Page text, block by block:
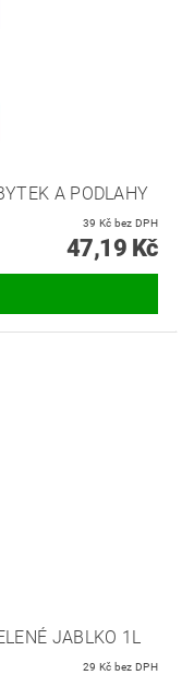
A PODLAHY
39 Kč bez DPH
47,19 Kč
JABLKO 1L
29 Kč bez DPH